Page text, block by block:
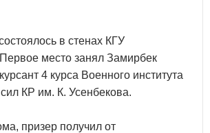
в стенах КГУ
место занял Замирбек
4 курса Военного института
КР им. К. Усенбекова.
призер получил от